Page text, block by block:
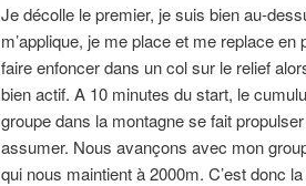
Je décolle le premier, je suis bien au-
m’applique, je me place et me replace
faire enfoncer dans un col sur le relief
bien actif. A 10 minutes du start, le
groupe dans la montagne se fait
assumer. Nous avançons avec mon
qui nous maintient à 2000m. C’est donc